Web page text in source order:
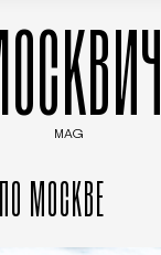
MAG
МОСКВЕ